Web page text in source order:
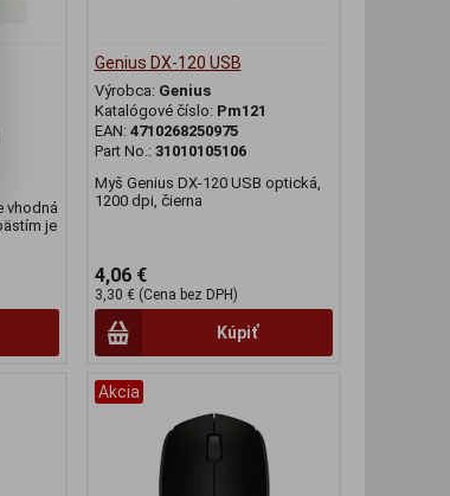
vhodná
je
Genius DX-120 USB
Výrobca: Genius
Katalógové číslo: Pm121
EAN: 4710268250975
Part No.: 31010105106
Myš Genius DX-120 USB optická,
1200 dpi, čierna
4,06 €
3,30 € (Cena bez DPH)
Kúpiť
Akcia